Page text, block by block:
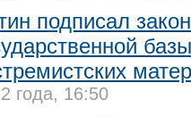
подписал
года, 16:50